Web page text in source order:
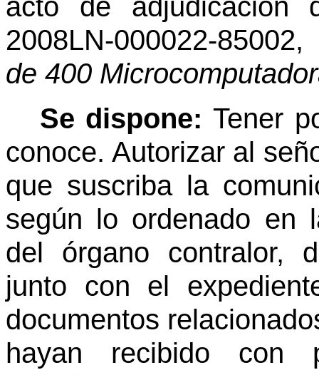
acto de adjudicación
2008LN-000022-
de 400
Se dispone:Tener
conoce. Autorizar al
que suscriba la
según lo ordenado en
del órgano contralor,
junto con el
documentos
hayan recibido con